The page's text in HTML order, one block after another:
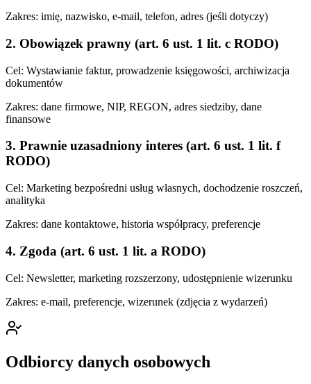
Zakres: imię, nazwisko, e-mail, telefon, adres (jeśli dotyczy)
2. Obowiązek prawny (art. 6 ust. 1 lit. c RODO)
Cel: Wystawianie faktur, prowadzenie księgowości, archiwizacja
dokumentów
Zakres: dane firmowe, NIP, REGON, adres siedziby, dane
finansowe
3. Prawnie uzasadniony interes (art. 6 ust. 1 lit. f
RODO)
Cel: Marketing bezpośredni usług własnych, dochodzenie roszczeń,
analityka
Zakres: dane kontaktowe, historia współpracy, preferencje
4. Zgoda (art. 6 ust. 1 lit. a RODO)
Cel: Newsletter, marketing rozszerzony, udostępnienie wizerunku
Zakres: e-mail, preferencje, wizerunek (zdjęcia z wydarzeń)
Odbiorcy danych osobowych